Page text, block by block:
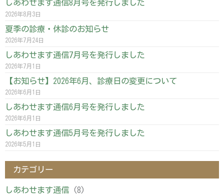
しあわせます通信8月号を発行しました
2026年8月3日
夏季の診療・休診のお知らせ
2026年7月24日
しあわせます通信7月号を発行しました
2026年7月1日
【お知らせ】2026年6月、診療日の変更について
2026年6月1日
しあわせます通信6月号を発行しました
2026年6月1日
しあわせます通信5月号を発行しました
2026年5月1日
カテゴリー
しあわせます通信 (8)